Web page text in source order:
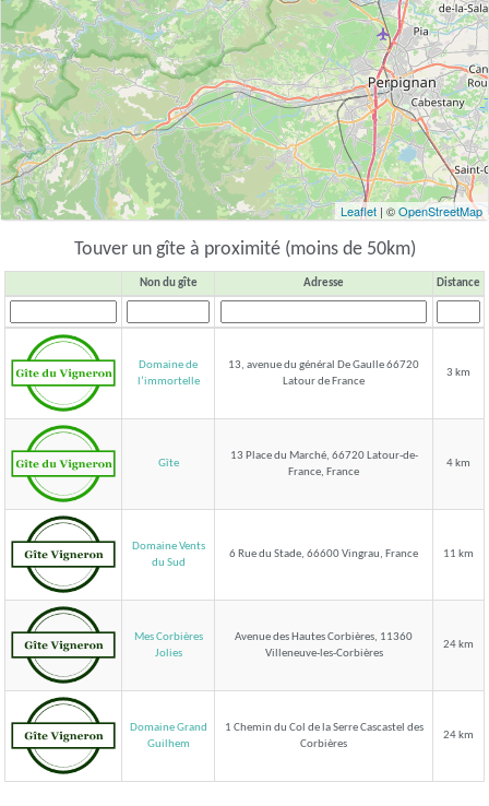
Leaflet | ©OpenStreetMap
Touver un gîte à proximité (moins de 50km)
Non du gîte Adresse Distance
Domaine de
l’immortelle
13, avenue du général De Gaulle 66720
Latour de France
3 km
Gîte
13 Place du Marché, 66720 Latour-de-
France, France
4 km
Domaine Vents
du Sud
6 Rue du Stade, 66600 Vingrau, France 11 km
Mes Corbières
Jolies
Avenue des Hautes Corbières, 11360
Villeneuve-les-Corbières
24 km
Domaine Grand
Guilhem
1 Chemin du Col de la Serre Cascastel des
Corbières
24 km